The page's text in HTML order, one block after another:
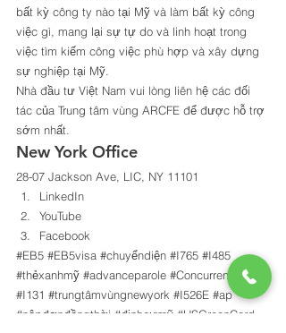
bất kỳ công ty nào tại Mỹ và làm bất kỳ công
việc gì, mang lại sự tự do và linh hoạt trong
việc tìm kiếm công việc phù hợp và xây dựng
sự nghiệp tại Mỹ.
Nhà đầu tư Việt Nam vui lòng liên hệ các đối
tác của Trung tâm vùng ARCFE để được hỗ trợ
sớm nhất.
New York Office
28-07 Jackson Ave, LIC, NY 11101
LinkedIn
YouTube
Facebook
#EB5 #EB5visa #chuyểndiện #I765 #I485
#thẻxanhmỹ #advanceparole #ConcurrentFiling
#I131 #trungtâmvùngnewyork #I526E #ap
#nộpđơnđồngthời #địnhcưmỹ #USGreenCard